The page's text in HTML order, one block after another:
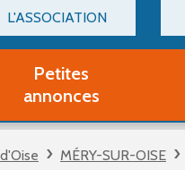
L'ASSOCIATION
Billetterie
adhérent Groupe Vocal
adhérent Partenaire
un compte Découverte
Petites
annonces
d'occasion
MÉRY-SUR-OISE